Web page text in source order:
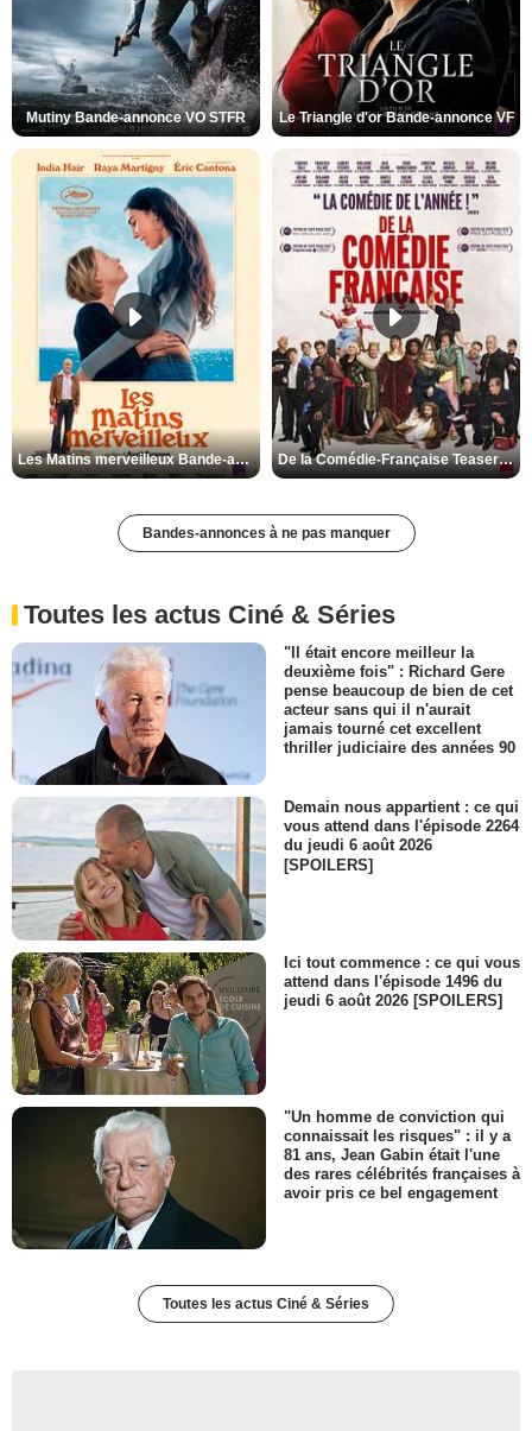
Mutiny Bande-annonce VO STFR Le Triangle d'or Bande-annonce VF
Les Matins merveilleux Bande-annonce VF De la Comédie-Française Teaser VF
Bandes-annonces à ne pas manquer
Toutes les actus Ciné & Séries
"Il était encore meilleur la
deuxième fois" : Richard Gere
pense beaucoup de bien de cet
acteur sans qui il n'aurait
jamais tourné cet excellent
thriller judiciaire des années 90
Demain nous appartient : ce qui
vous attend dans l'épisode 2264
du jeudi 6 août 2026
[SPOILERS]
Ici tout commence : ce qui vous
attend dans l'épisode 1496 du
jeudi 6 août 2026 [SPOILERS]
"Un homme de conviction qui
connaissait les risques" : il y a
81 ans, Jean Gabin était l'une
des rares célébrités françaises à
avoir pris ce bel engagement
Toutes les actus Ciné & Séries